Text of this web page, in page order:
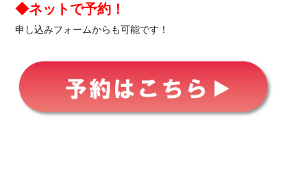
◆ネットで予約！
申し込みフォームからも可能です！